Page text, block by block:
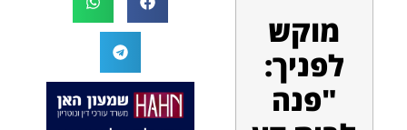
מוקש
לפניך:
"פנה
המקרה, הוא
החליט לייצג אותי
בלי לחשוב
פעמיים, הקשיב
לי ולקח את התיק
שלי פרו בונו מכל
במיוחד בתיק לא
פשוט, ומאחלים
לך המון הצלחה
בהמשך. תמיד
כאן בשבילך.
בברכה, משרד